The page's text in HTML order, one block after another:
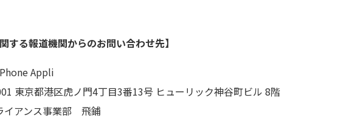
関する報道機関からのお問い合わせ先】
Appli
東京都港区虎ノ門4丁目3番13号 ヒューリック神谷町ビル 8階
イアンス事業部 飛鋪